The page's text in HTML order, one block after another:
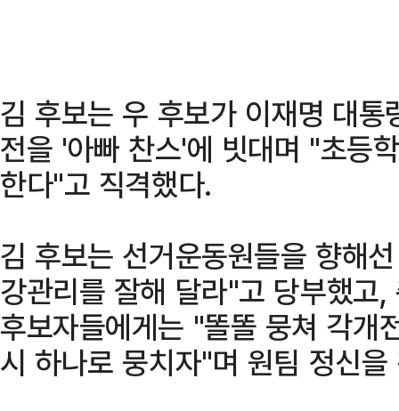
김 후보는 우 후보가 이재명 대
전을 '아빠 찬스'에 빗대며 "초등
한다"고 직격했다.
김 후보는 선거운동원들을 향해
강관리를 잘해 달라"고 당부했고,
후보자들에게는 "똘똘 뭉쳐 각개
시 하나로 뭉치자"며 원팀 정신을